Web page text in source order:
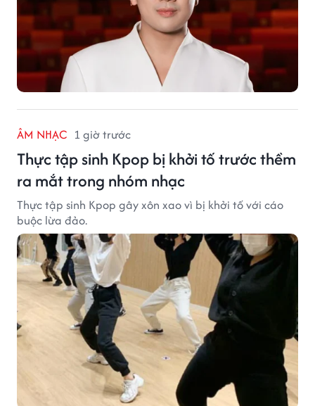
ÂM NHẠC 1 giờ trước
Thực tập sinh Kpop bị khởi tố trước thềm
ra mắt trong nhóm nhạc
Thực tập sinh Kpop gây xôn xao vì bị khởi tố với cáo
buộc lừa đảo.